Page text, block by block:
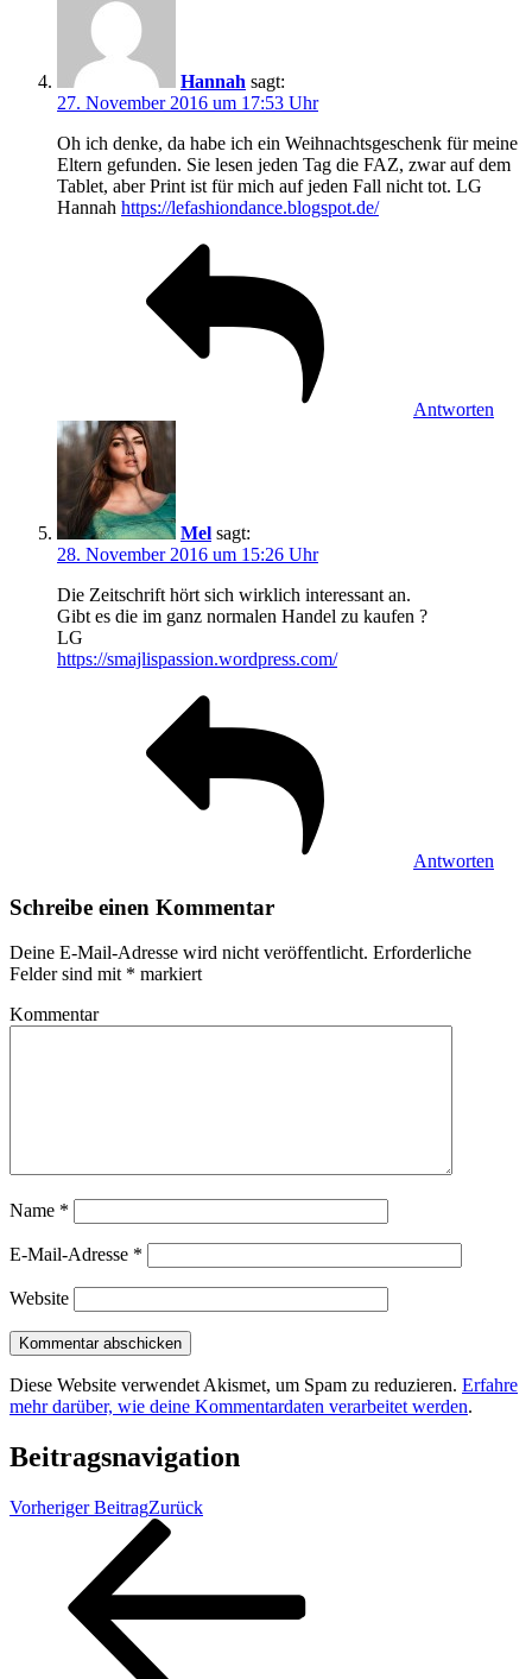
Hannah sagt:
27. November 2016 um 17:53 Uhr
Oh ich denke, da habe ich ein Weihnachtsgeschenk für meine
Eltern gefunden. Sie lesen jeden Tag die FAZ, zwar auf dem
Tablet, aber Print ist für mich auf jeden Fall nicht tot. LG
Hannah https://lefashiondance.blogspot.de/
Antworten
Mel sagt:
28. November 2016 um 15:26 Uhr
Die Zeitschrift hört sich wirklich interessant an.
Gibt es die im ganz normalen Handel zu kaufen ?
LG
https://smajlispassion.wordpress.com/
Antworten
Schreibe einen Kommentar
Deine E-Mail-Adresse wird nicht veröffentlicht. Erforderliche
Felder sind mit * markiert
Kommentar
Name *
E-Mail-Adresse *
Website
Diese Website verwendet Akismet, um Spam zu reduzieren. Erfahre
mehr darüber, wie deine Kommentardaten verarbeitet werden.
Beitragsnavigation
Vorheriger BeitragZurück